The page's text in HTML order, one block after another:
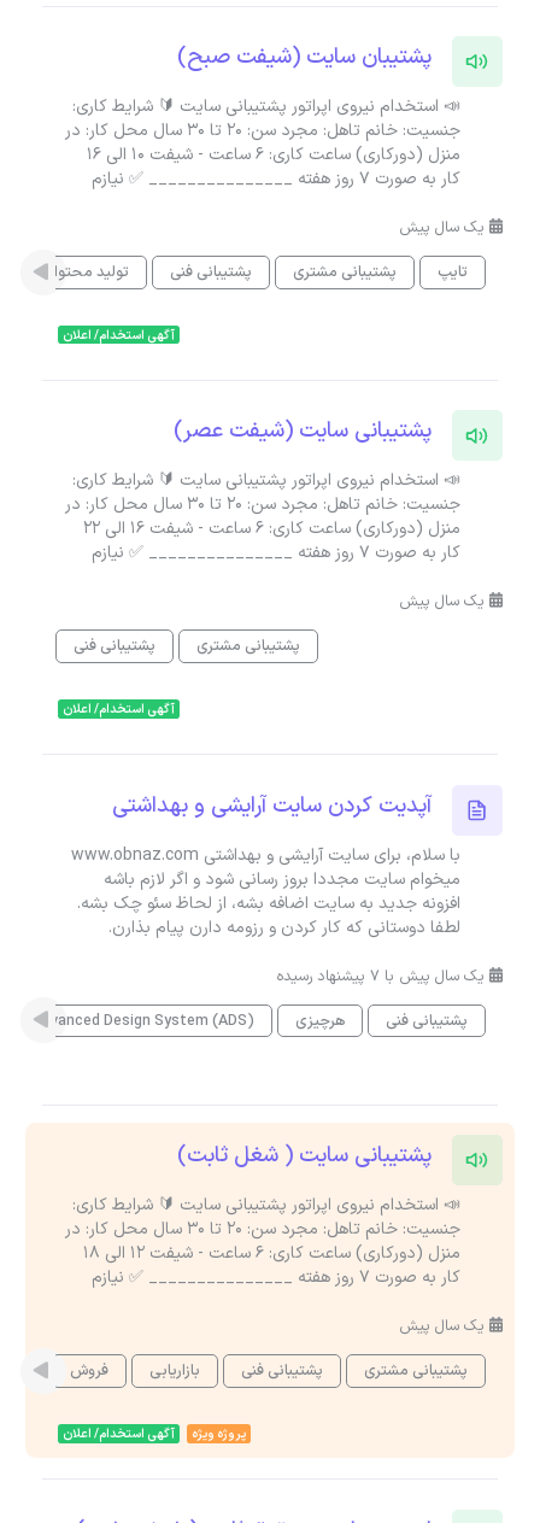
پشتیبان سایت (شیفت صبح)
📣 استخدام نیروی اپراتور پشتیبانی سایت 🔰 شرایط کاری:
جنسیت: خانم تاهل: مجرد سن: ۲۰ تا ۳۰ سال محل کار: در
منزل (دورکاری) ساعت کاری: 6 ساعت - شیفت 10 الی 16
کار به صورت 7 روز هفته _______________ ✅ نیازم
یک سال پیش
تایپ
پشتیبانی مشتری پشتیبانی فنی تولید محتوا
آگهی استخدام/ اعلان
پشتیبانی سایت (شیفت عصر)
📣 استخدام نیروی اپراتور پشتیبانی سایت 🔰 شرایط کاری:
جنسیت: خانم تاهل: مجرد سن: ۲۰ تا ۳۰ سال محل کار: در
منزل (دورکاری) ساعت کاری: 6 ساعت - شیفت 16 الی 22
کار به صورت 7 روز هفته _______________ ✅ نیازم
یک سال پیش
پشتیبانی مشتری
پشتیبانی فنی
آگهی استخدام/ اعلان
آپدیت کردن سایت آرایشی و بهداشتی
میخوام سایت مجددا بروز رسانی شود و اگر لازم باشه
افزونه جدید به سایت اضافه بشه، از لحاظ سئو چک بشه.
لطفا دوستانی که کار کردن و رزومه دارن پیام بذارن.
یک سال پیش با 7 پیشنهاد رسیده
پشتیبانی فنی
هرچیزی Advanced Design System (ADS)
پشتیبانی سایت ( شغل ثابت)
📣 استخدام نیروی اپراتور پشتیبانی سایت 🔰 شرایط کاری:
جنسیت: خانم تاهل: مجرد سن: ۲۰ تا ۳۰ سال محل کار: در
منزل (دورکاری) ساعت کاری: 6 ساعت - شیفت 12 الی 18
کار به صورت 7 روز هفته _______________ ✅ نیازم
یک سال پیش
پشتیبانی مشتری
پشتیبانی فنی بازاریابی فروش
پروژه ویژه آگهی استخدام/ اعلان